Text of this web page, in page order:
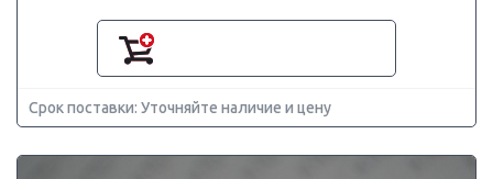
Срок поставки: Уточняйте наличие и цену